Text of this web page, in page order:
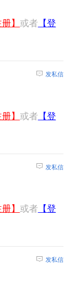
册】 或者 【登
发私信
册】 或者 【登
发私信
册】 或者 【登
发私信